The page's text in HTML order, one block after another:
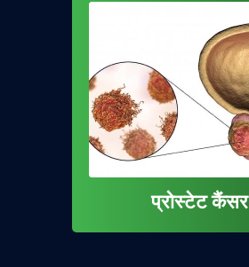
प्रोस्टेट कैंसर